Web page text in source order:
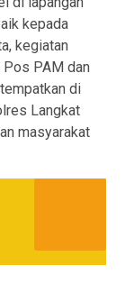
kepada
kegiatan
Pos PAM dan
di
Langkat
masyarakat